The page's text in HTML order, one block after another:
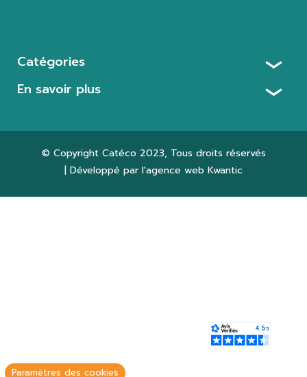
Catégories
En savoir plus
© Copyright Catéco 2023, Tous droits réservés
| Développé par l'agence web Kwantic
Paramètres des cookies